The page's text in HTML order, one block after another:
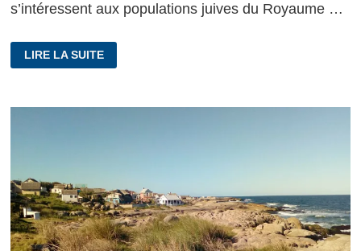
s’intéressent aux populations juives du Royaume …
COMME
VESZPRÉM
LIRE LA SUITE